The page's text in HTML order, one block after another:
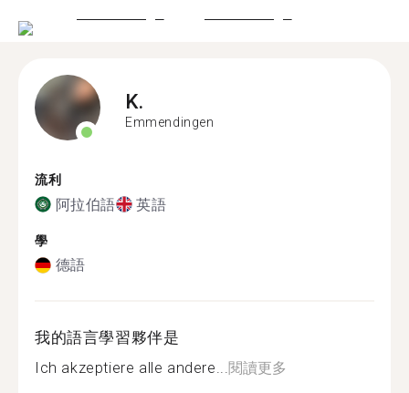
K.
Emmendingen
流利
阿拉伯語 英語
學
德語
我的語言學習夥伴是
Ich akzeptiere alle andere...閱讀更多